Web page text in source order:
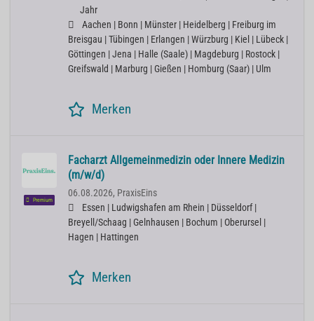
Jahr
Aachen | Bonn | Münster | Heidelberg | Freiburg im
Breisgau | Tübingen | Erlangen | Würzburg | Kiel | Lübeck |
Göttingen | Jena | Halle (Saale) | Magdeburg | Rostock |
Greifswald | Marburg | Gießen | Homburg (Saar) | Ulm
Merken
Premium
Facharzt Allgemeinmedizin oder Innere Medizin
(m/w/d)
06.08.2026, PraxisEins
Essen | Ludwigshafen am Rhein | Düsseldorf |
Breyell/Schaag | Gelnhausen | Bochum | Oberursel |
Hagen | Hattingen
Merken